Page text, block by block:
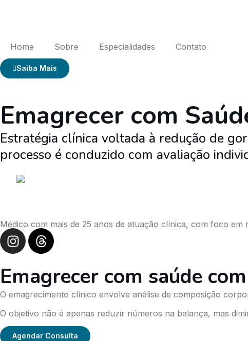
Home Sobre Especialidades Contato
Saiba Mais
Emagrecer com
Estratégia clínica voltada à redução de
processo é conduzido com avaliação
Médico com mais de 25 anos de atuação clínica, com foco
Emagrecer com saúde
O emagrecimento clínico envolve análise de composição
O objetivo não é apenas reduzir números na balança, mas
Agendar Consulta